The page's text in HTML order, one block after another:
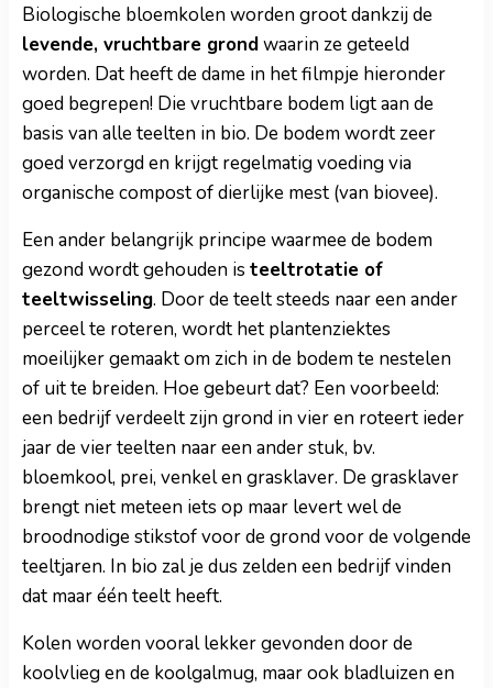
Biologische bloemkolen worden groot dankzij de
levende, vruchtbare grondwaarin ze geteeld
worden. Dat heeft de dame in het filmpje hieronder
goed begrepen! Die vruchtbare bodem ligt aan de
basis van alle teelten in bio. De bodem wordt zeer
goed verzorgd en krijgt regelmatig voeding via
organische compost of dierlijke mest (van biovee).
Een ander belangrijk principe waarmee de bodem
gezond wordt gehouden is teeltrotatie of
teeltwisseling. Door de teelt steeds naar een ander
perceel te roteren, wordt het plantenziektes
moeilijker gemaakt om zich in de bodem te nestelen
of uit te breiden. Hoe gebeurt dat? Een voorbeeld:
een bedrijf verdeelt zijn grond in vier en roteert ieder
jaar de vier teelten naar een ander stuk, bv.
bloemkool, prei, venkel en grasklaver. De grasklaver
brengt niet meteen iets op maar levert wel de
broodnodige stikstof voor de grond voor de volgende
teeltjaren. In bio zal je dus zelden een bedrijf vinden
dat maar één teelt heeft.
Kolen worden vooral lekker gevonden door de
koolvlieg en de koolgalmug, maar ook bladluizen en